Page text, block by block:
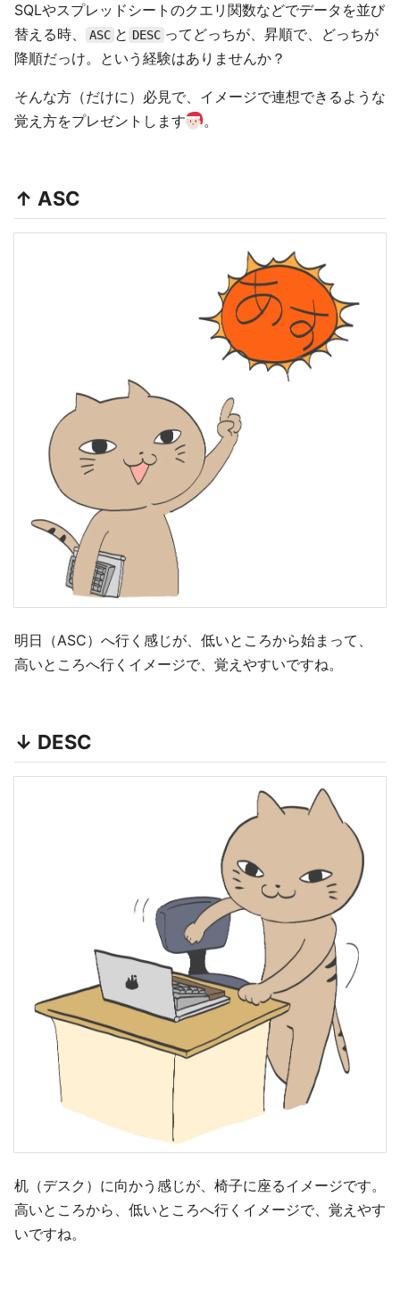
SQLやスプレッドシートのクエリ関数などでデータを並び
替える時、
ASC と DESC ってどっちが、昇順で、どっちが
降順だっけ。という経験はありませんか？
そんな方（だけに）必見で、イメージで連想できるような
覚え方をプレゼントします
。
↑ ASC
明日（ASC）へ行く感じが、低いところから始まって、
高いところへ行くイメージで、覚えやすいですね。
↓ DESC
机（デスク）に向かう感じが、椅子に座るイメージです。
高いところから、低いところへ行くイメージで、覚えやす
いですね。